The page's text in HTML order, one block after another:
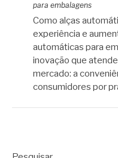
para embalagens
Como alças
experiência e
automáticas para
inovação que
mercado: a
consumidores por